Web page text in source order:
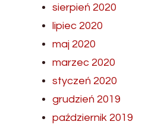
sierpień 2020
lipiec 2020
maj 2020
marzec 2020
styczeń 2020
grudzień 2019
październik 2019